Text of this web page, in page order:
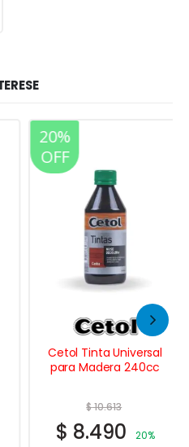
20%
OFF
Cetol Tinta Universal
para Madera 240cc
10.613
8.490
20%